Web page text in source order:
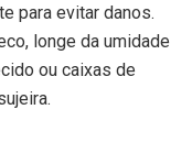
para evitar danos.
longe da umidade
ou caixas de